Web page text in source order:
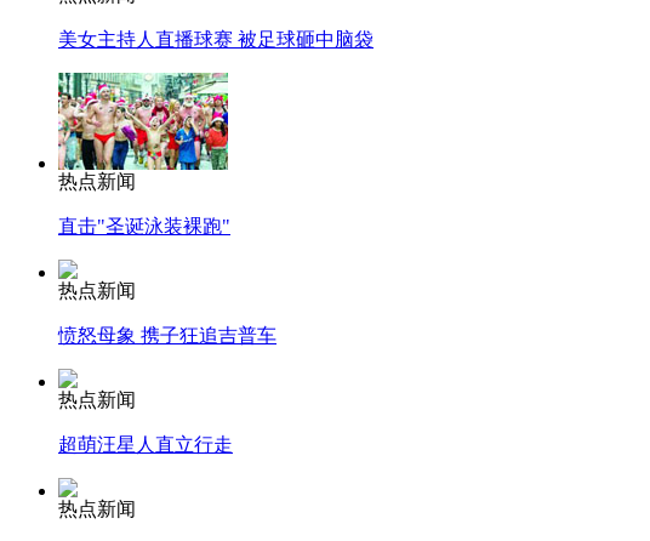
美女主持人直播球赛 被足球砸中脑袋
热点新闻
直击"圣诞泳装裸跑"
热点新闻
愤怒母象 携子狂追吉普车
热点新闻
超萌汪星人直立行走
热点新闻